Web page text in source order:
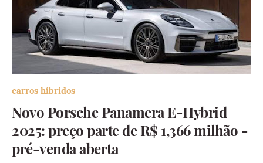
carros híbridos
Novo Porsche Panamera E-Hybrid
2025: preço parte de R$ 1,366 milhão -
pré-venda aberta